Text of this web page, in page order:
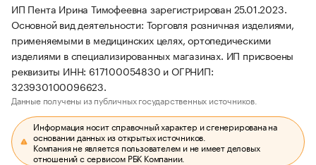
ИП Пента Ирина Тимофеевна зарегистрирован 25.01.2023.
Основной вид деятельности: Торговля розничная изделиями,
применяемыми в медицинских целях, ортопедическими
изделиями в специализированных магазинах. ИП присвоены
реквизиты ИНН: 617100054830 и ОГРНИП:
323930100096623.
Данные получены из публичных государственных источников.
Информация носит справочный характер и сгенерирована на
основании данных из открытых источников.
Компания не является пользователем и не имеет деловых
отношений с сервисом РБК Компании.